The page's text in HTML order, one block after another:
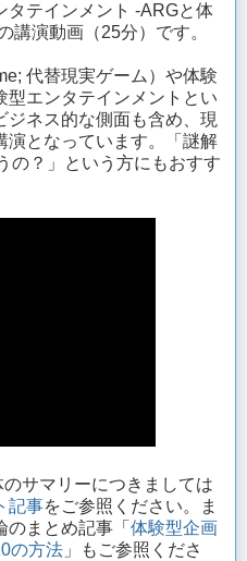
タテインメント -ARGと体
講演動画（25分）です。
代替現実ゲーム）や体験
型エンタテインメントとい
ジネス的な側面も含め、現
演となっています。「謎解
の？」という方にもおすす
サマリーにつきましては
記事をご参照ください。ま
まとめ記事「 体験型企画
の方法 」もご参照くださ